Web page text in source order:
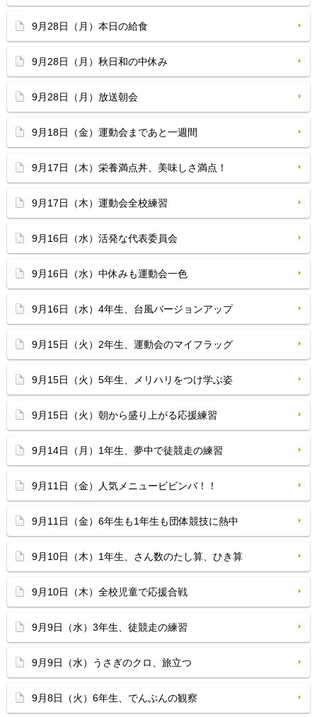
9月28日（月）本日の給食
9月28日（月）秋日和の中休み
9月28日（月）放送朝会
9月18日（金）運動会まであと一週間
9月17日（木）栄養満点丼、美味しさ満点！
9月17日（木）運動会全校練習
9月16日（水）活発な代表委員会
9月16日（水）中休みも運動会一色
9月16日（水）4年生、台風バージョンアップ
9月15日（火）2年生、運動会のマイフラッグ
9月15日（火）5年生、メリハリをつけ学ぶ姿
9月15日（火）朝から盛り上がる応援練習
9月14日（月）1年生、夢中で徒競走の練習
9月11日（金）人気メニュービビンバ！！
9月11日（金）6年生も1年生も団体競技に熱中
9月10日（木）1年生、さん数のたし算、ひき算
9月10日（木）全校児童で応援合戦
9月9日（水）3年生、徒競走の練習
9月9日（水）うさぎのクロ、旅立つ
9月8日（火）6年生、でんぷんの観察